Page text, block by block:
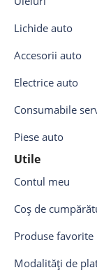
Lichide auto
Accesorii auto
Electrice auto
Consumabile
Piese auto
Utile
Contul meu
Coș de
Produse favorite
Modalități de